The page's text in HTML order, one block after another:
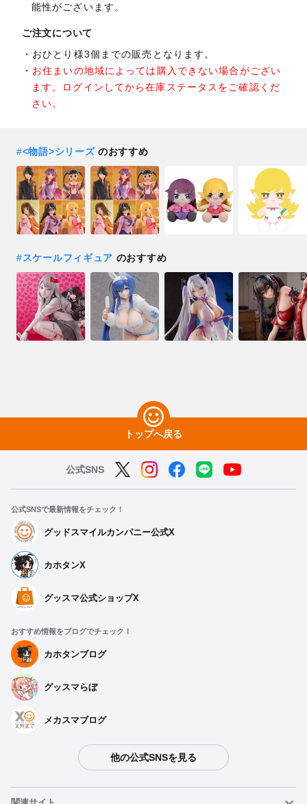
能性がございます。
ご注文について
おひとり様3個までの販売となります。
お住まいの地域によっては購入できない場合がござい
ます。ログインしてから在庫ステータスをご確認くだ
さい。
#<物語>シリーズのおすすめ
#スケールフィギュア のおすすめ
トップへ戻る
公式SNS
公式SNSで最新情報をチェック！
グッドスマイルカンパニー公式X
カホタンX
グッスマ公式ショップX
おすすめ情報をブログでチェック！
カホタンブログ
グッスマらぼ
メカスマブログ
他の公式SNSを見る